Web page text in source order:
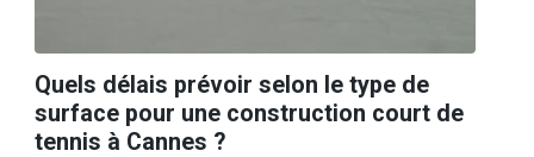
Quels délais prévoir selon le type de
surface pour une construction court de
tennis à Cannes ?